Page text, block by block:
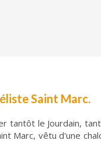
Saint Marc.
tantôt le Jourdain,
Marc, vêtu d'une